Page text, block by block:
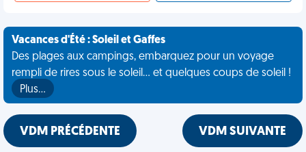
Vacances d'Été : Soleil et Gaffes
Des plages aux campings, embarquez pour un voyage
rempli de rires sous le soleil... et quelques coups de soleil !
Plus…
VDM PRÉCÉDENTE VDM SUIVANTE